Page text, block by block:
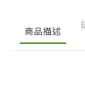
商品描述